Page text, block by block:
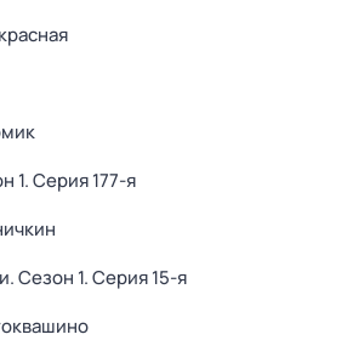
1. Серия 177-я
. Сезон 1. Серия 15-я